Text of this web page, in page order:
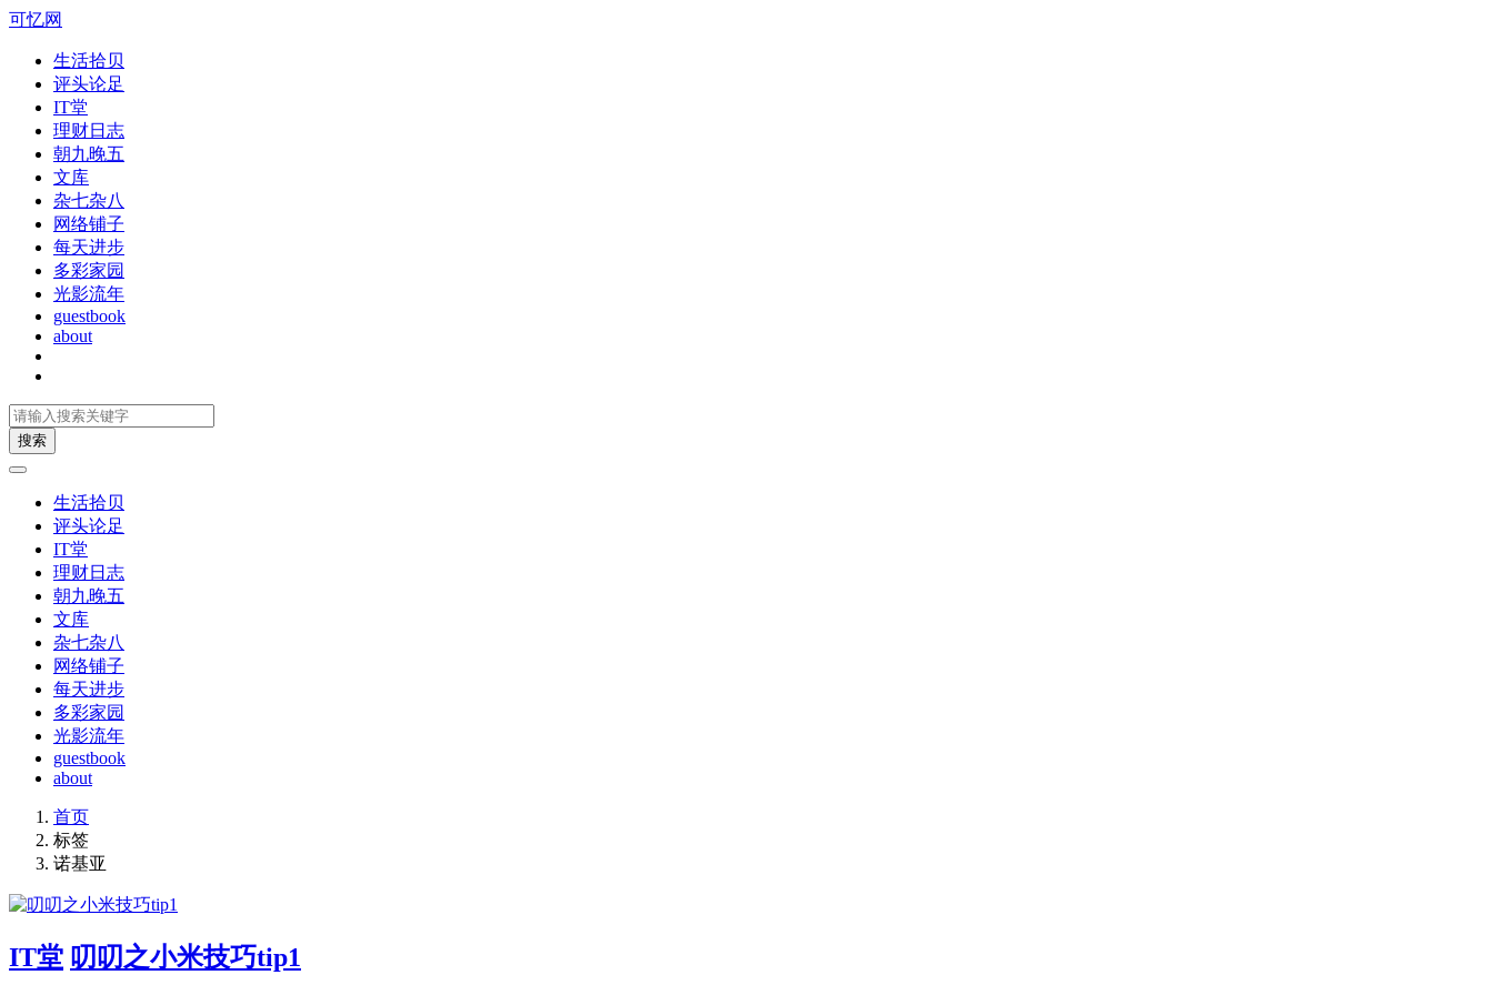
可忆网
生活拾贝
评头论足
IT堂
理财日志
朝九晚五
文库
杂七杂八
网络铺子
每天进步
多彩家园
光影流年
guestbook
about
搜索
生活拾贝
评头论足
IT堂
理财日志
朝九晚五
文库
杂七杂八
网络铺子
每天进步
多彩家园
光影流年
guestbook
about
首页
标签
诺基亚
IT堂 叨叨之小米技巧tip1